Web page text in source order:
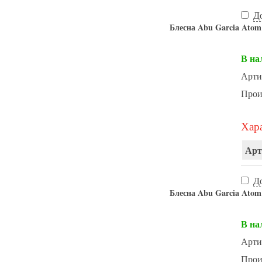
Блесна Abu Garcia
В
Блесна Abu Garcia
В